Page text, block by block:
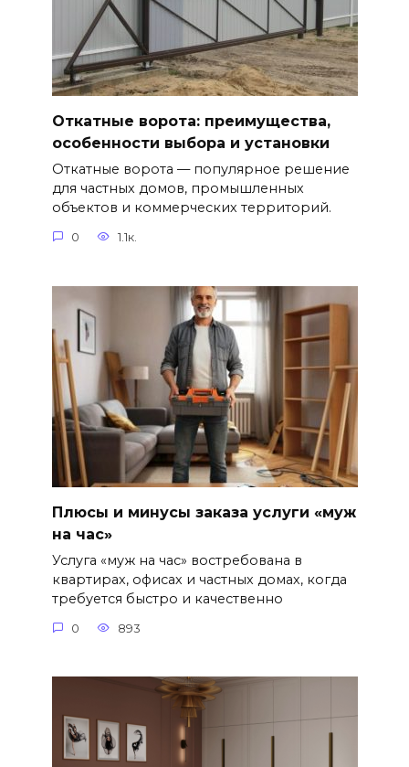
Откатные ворота: преимущества,
особенности выбора и установки
Откатные ворота — популярное решение
для частных домов, промышленных
объектов и коммерческих территорий.
0 1.1к.
Плюсы и минусы заказа услуги «муж
на час»
Услуга «муж на час» востребована в
квартирах, офисах и частных домах, когда
требуется быстро и качественно
0 893